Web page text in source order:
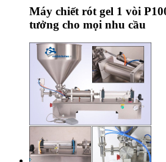
Máy chiết rót gel 1 vòi
tưởng cho mọi nhu cầu